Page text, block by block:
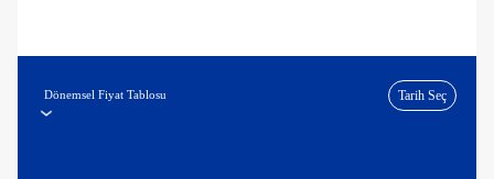
Dönemsel Fiyat Tablosu Tarih Seç